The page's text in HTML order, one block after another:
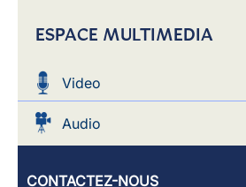
ESPACE MULTIMEDIA
Video
Audio
CONTACTEZ-NOUS